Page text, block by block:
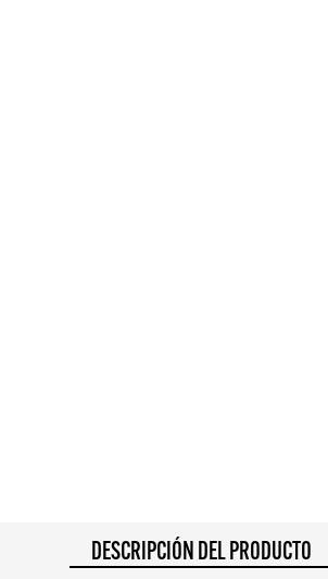
DESCRIPCIÓN DEL PRODUCTO